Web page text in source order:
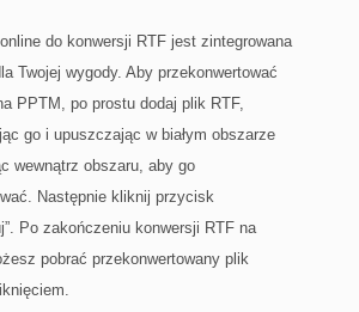
do konwersji RTF jest zintegrowana
Twojej wygody. Aby przekonwertować
PPTM, po prostu dodaj plik RTF,
go i upuszczając w białym obszarze
wewnątrz obszaru, aby go
Następnie kliknij przycisk
Po zakończeniu konwersji RTF na
pobrać przekonwertowany plik